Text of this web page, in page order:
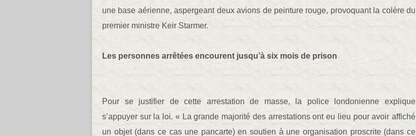
une base aérienne, aspergeant deux avions de peinture rouge, provoquant la colère du
premier ministre Keir Starmer.
Les personnes arrêtées encourent jusqu’à six mois de prison
Pour se justifier de cette arrestation de masse, la police londonienne explique
s’appuyer sur la loi. « La grande majorité des arrestations ont eu lieu pour avoir affiché
un objet (dans ce cas une pancarte) en soutien à une organisation proscrite (dans ce